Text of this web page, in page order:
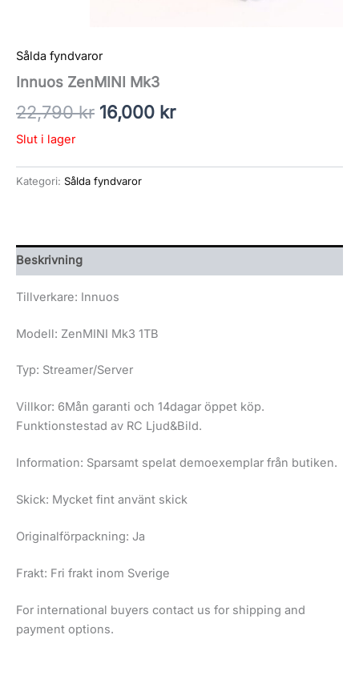
Sålda fyndvaror
Innuos ZenMINI Mk3
22,790kr 16,000 kr
Slut i lager
Kategori: Sålda fyndvaror
Beskrivning
Tillverkare: Innuos
Modell: ZenMINI Mk3 1TB
Typ: Streamer/Server
Villkor: 6Mån garanti och 14dagar öppet köp.
Funktionstestad av RC Ljud&Bild.
Information: Sparsamt spelat demoexemplar från butiken.
Skick: Mycket fint använt skick
Originalförpackning: Ja
Frakt: Fri frakt inom Sverige
For international buyers contact us for shipping and
payment options.